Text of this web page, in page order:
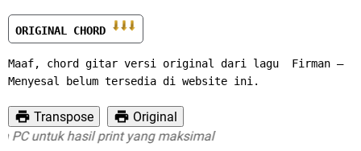
ORIGINAL CHORD
Maaf, chord gitar versi original dari lagu  Firman –
Menyesal belum tersedia di website ini.
Transpose
Original
untuk hasil print yang maksimal